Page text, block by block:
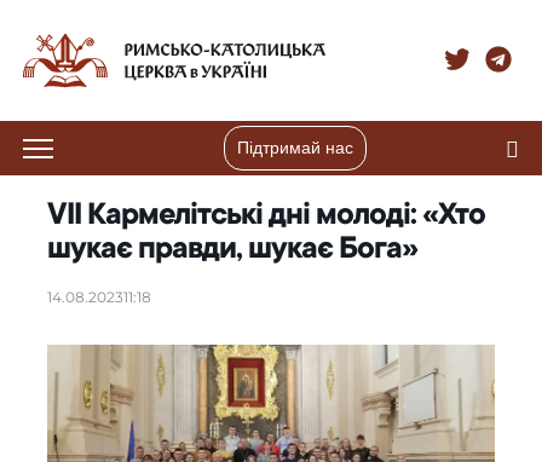
Підтримай нас
VII Кармелітські дні молоді: «Хто
шукає правди, шукає Бога»
14.08.202311:18